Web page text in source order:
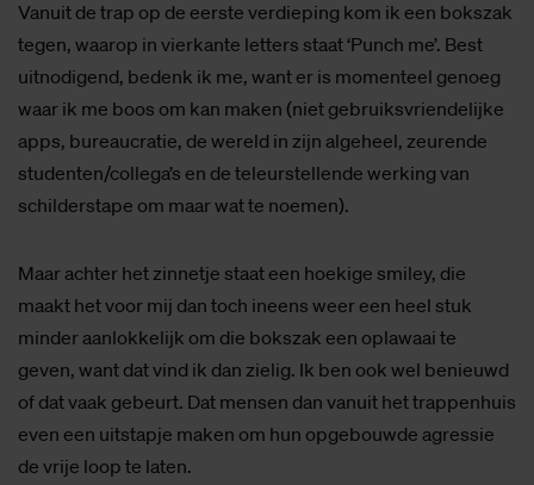
Vanuit de trap op de eerste verdieping kom ik een bokszak
tegen, waarop in vierkante letters staat ‘Punch me’. Best
uitnodigend, bedenk ik me, want er is momenteel genoeg
waar ik me boos om kan maken (niet gebruiksvriendelijke
apps, bureaucratie, de wereld in zijn algeheel, zeurende
studenten/collega’s en de teleurstellende werking van
schilderstape om maar wat te noemen).
Maar achter het zinnetje staat een hoekige smiley, die
maakt het voor mij dan toch ineens weer een heel stuk
minder aanlokkelijk om die bokszak een oplawaai te
geven, want dat vind ik dan zielig. Ik ben ook wel benieuwd
of dat vaak gebeurt. Dat mensen dan vanuit het trappenhuis
even een uitstapje maken om hun opgebouwde agressie
de vrije loop te laten.